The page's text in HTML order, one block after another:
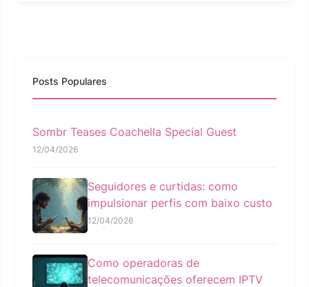
Posts Populares
Sombr Teases Coachella Special Guest
12/04/2026
Seguidores e curtidas: como
impulsionar perfis com baixo custo
12/04/2026
Como operadoras de
telecomunicações oferecem IPTV